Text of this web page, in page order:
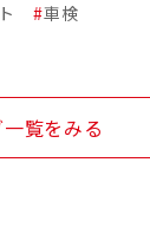
#車検
覧をみる